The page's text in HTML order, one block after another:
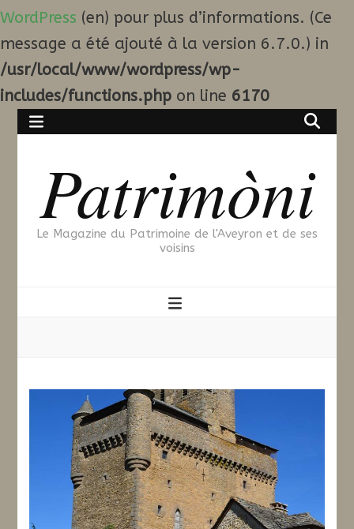
WordPress (en) pour plus d’informations. (Ce
message a été ajouté à la version 6.7.0.) in
/usr/local/www/wordpress/wp-
includes/functions.php on line 6170
Patrimòni
Le Magazine du Patrimoine de l'Aveyron et de ses
voisins